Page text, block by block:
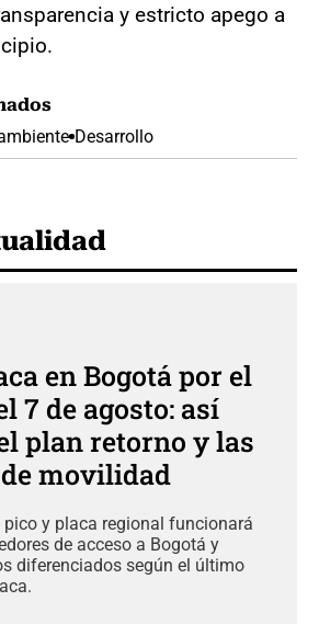
y estricto apego a
Desarrollo
en Bogotá por el
7 de agosto: así
plan retorno y las
movilidad
pico y placa regional funcionará
de acceso a Bogotá y
diferenciados según el último